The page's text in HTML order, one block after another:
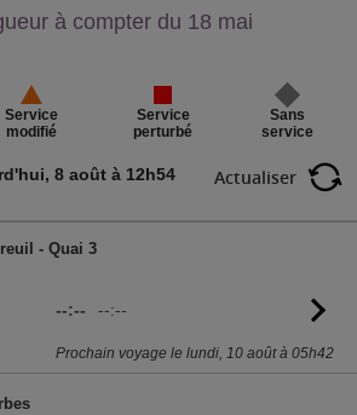
à compter du 18 mai
Service
modifié
Service
perturbé
Sans
service
8 août à 12h54 Actualiser
- Quai 3
--:-- --:--
Prochain voyage le lundi, 10 août à 05h42